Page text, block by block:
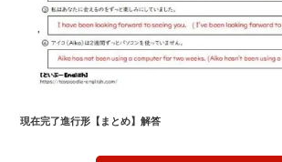
現在完了進行形 【まとめ】解答